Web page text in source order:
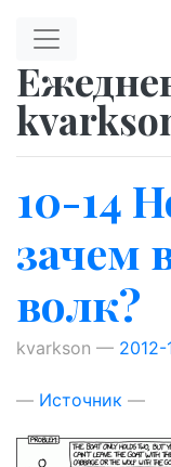
10-14
зачем
волк?
kvarkson 2012-
Источник